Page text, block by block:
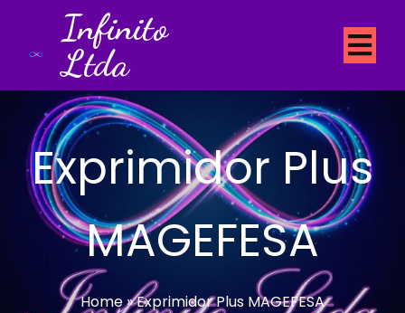
Infinito
Ltda
Exprimidor Plus
MAGEFESA
Home»Exprimidor Plus MAGEFESA